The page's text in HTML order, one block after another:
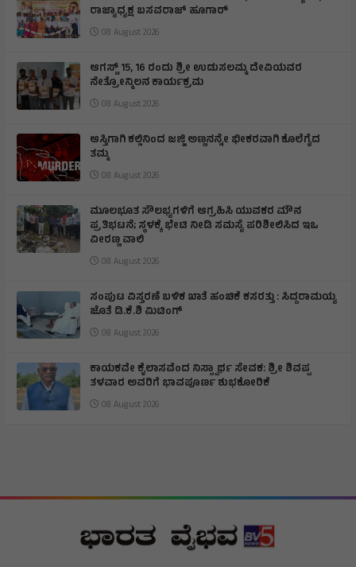
ರಾಜ್ಯಾಧ್ಯಕ್ಷ ಬಸವರಾಜ್ ಹೂಗಾರ್
08 August 2026
ಆಗಸ್ಟ್ 15, 16 ರಂದು ಶ್ರೀ ಉಡುಸಲಮ್ಮ ದೇವಿಯವರ
ನೇತ್ರೋನ್ಮಿಲನ‌ ಕಾರ್ಯಕ್ರಮ
08 August 2026
ಆಸ್ತಿಗಾಗಿ ಕಲ್ಲಿನಿಂದ ಜಜ್ಜಿ ಅಣ್ಣನನ್ನೇ ಭೀಕರವಾಗಿ ಕೊಲೆಗೈದ
ತಮ್ಮ
08 August 2026
ಮೂಲಭೂತ ಸೌಲಭ್ಯಗಳಿಗೆ ಆಗ್ರಹಿಸಿ ಯುವಕರ ಮೌನ
ಪ್ರತಿಭಟನೆ; ಸ್ಥಳಕ್ಕೆ ಭೇಟಿ ನೀಡಿ ಸಮಸ್ಯೆ ಪರಿಶೀಲಿಸಿದ ಇಒ
ವೀರಣ್ಣ ವಾಲಿ
08 August 2026
ಸಂಪುಟ ವಿಸ್ತರಣೆ ಬಳಿಕ ಖಾತೆ ಹಂಚಿಕೆ ಕಸರತ್ತು : ಸಿದ್ದರಾಮಯ್ಯ
ಜೊತೆ ಡಿ.ಕೆ.ಶಿ ಮಿಟಿಂಗ್
08 August 2026
​ಕಾಯಕವೇ ಕೈಲಾಸವೆಂದ ನಿಸ್ಸ್ವಾರ್ಥ ಸೇವಕ: ಶ್ರೀ ಶಿವಪ್ಪ
ತಳವಾರ ಅವರಿಗೆ ಭಾವಪೂರ್ಣ ಶುಭಕೋರಿಕೆ
08 August 2026